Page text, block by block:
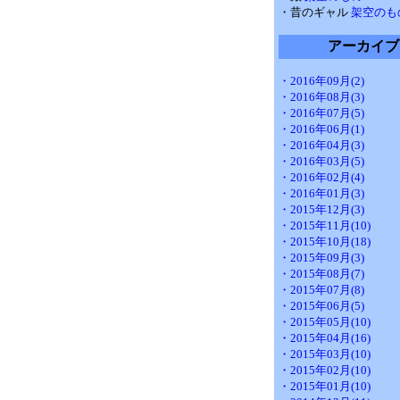
・昔のギャル 架空のも
アーカイブ
・2016年09月(2)
・2016年08月(3)
・2016年07月(5)
・2016年06月(1)
・2016年04月(3)
・2016年03月(5)
・2016年02月(4)
・2016年01月(3)
・2015年12月(3)
・2015年11月(10)
・2015年10月(18)
・2015年09月(3)
・2015年08月(7)
・2015年07月(8)
・2015年06月(5)
・2015年05月(10)
・2015年04月(16)
・2015年03月(10)
・2015年02月(10)
・2015年01月(10)